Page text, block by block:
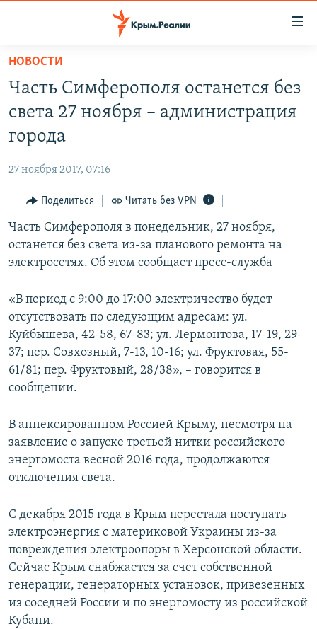
Вернуться
основному
содержанию
главной
навигации
Вернутся
поиску
11 ЛЕТ ОККУПАЦИИ КРЫМА. 11 ИСТОРИЙ СОПРОТИВЛЕНИЯ
ЕЩЕ
ИНТЕРАКТИВ
ИНФОГРАФИКА
ТЕЛЕПРОЕКТ КРЫМ.РЕАЛИИ
ПРОПАВШИЕ БЕЗ ВЕСТИ
ПОБЕДИТЕЛЕЙ НЕ СУДЯТ?
КРЫМ.НЕПОКОРЕННЫЙ
ELIFBE
РАДІО СВОБОДА
КАК ОБОЙТИ БЛОКИРОВКУ
Українською
Qırımtatar
ПРИСОЕДИНЯЙТЕСЬ!
Все сайты RFE/RL
НОВОСТИ
Часть Симферополя останется без
света 27 ноября – администрация
города
27 ноября 2017, 07:16
Поделиться Читать без VPN
Часть Симферополя в понедельник, 27 ноября,
останется без света из-за планового ремонта на
электросетях. Об этом сообщает пресс-служба
«В период с 9:00 до 17:00 электричество будет
отсутствовать по следующим адресам: ул.
Куйбышева, 42-58, 67-83; ул. Лермонтова, 17-19, 29-
37; пер. Совхозный, 7-13, 10-16; ул. Фруктовая, 55-
61/81; пер. Фруктовый, 28/38», – говорится в
сообщении.
В аннексированном Россией Крыму, несмотря на
заявление о запуске третьей нитки российского
энергомоста весной 2016 года, продолжаются
отключения света.
С декабря 2015 года в Крым перестала поступать
электроэнергия с материковой Украины из-за
повреждения электроопоры в Херсонской области.
Сейчас Крым снабжается за счет собственной
генерации, генераторных установок, привезенных
из соседней России и по энергомосту из российской
Кубани.